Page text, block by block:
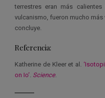
terrestres eran más
vulcanismo, fueron mucho más
concluye.
Referencia:
Katherine de Kleer et al.
on Io’ Science.